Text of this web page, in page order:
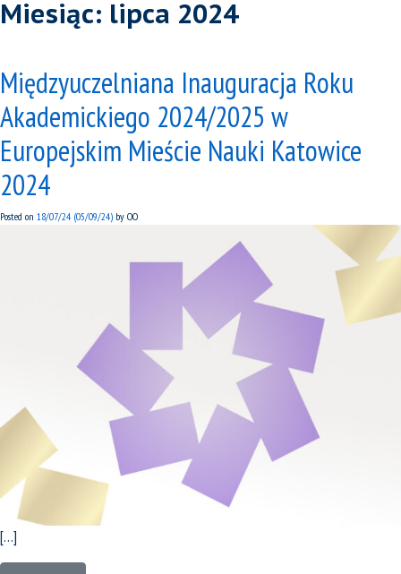
Miesiąc: lipca 2024
Międzyuczelniana Inauguracja Roku
Akademickiego 2024/2025 w
Europejskim Mieście Nauki Katowice
2024
Posted on 18/07/24 (05/09/24) by OO
[…]